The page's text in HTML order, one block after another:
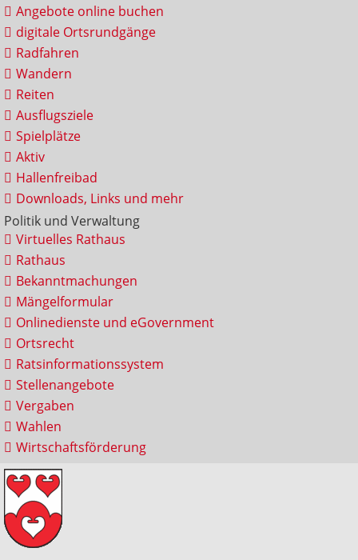
Angebote online buchen
digitale Ortsrundgänge
Radfahren
Wandern
Reiten
Ausflugsziele
Spielplätze
Aktiv
Hallenfreibad
Downloads, Links und mehr
Politik und Verwaltung
Virtuelles Rathaus
Rathaus
Bekanntmachungen
Mängelformular
Onlinedienste und eGovernment
Ortsrecht
Ratsinformationssystem
Stellenangebote
Vergaben
Wahlen
Wirtschaftsförderung